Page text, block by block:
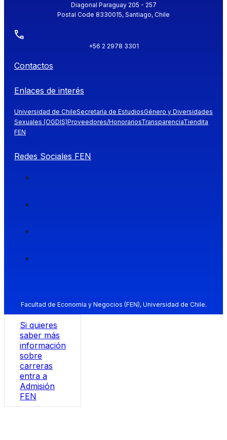
Diagonal Paraguay 205 - 257
Postal Code 8330015, Santiago, Chile
+56 2 2978 3301
Contactos
Enlaces de interés
Universidad de ChileSecretaría de EstudiosGénero y Diversidades
Sexuales (OGDIS)Proveedores/HonorariosTransparenciaTiendita
FEN
Redes Sociales FEN
Facultad de Economía y Negocios (FEN), Universidad de Chile.
Si quieres
saber más
información
sobre
carreras
entra a
Admisión
FEN